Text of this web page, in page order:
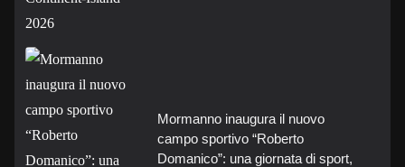
Mormanno inaugura il nuovo
campo sportivo “Roberto
Domanico”: una giornata di sport,